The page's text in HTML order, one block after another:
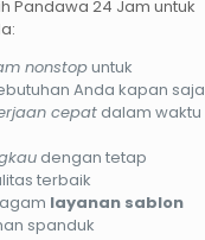
Pandawa 24 Jam untuk
nonstopuntuk
Anda kapan saja
cepat dalam waktu
dengan tetap
terbaik
layanan sablon
spanduk